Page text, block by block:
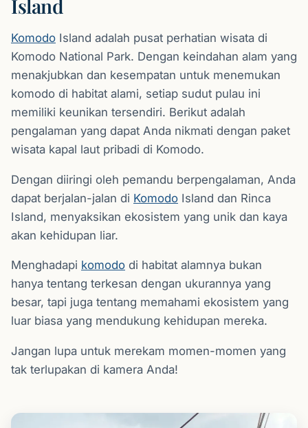
Island
Komodo Island adalah pusat perhatian wisata di
Komodo National Park. Dengan keindahan alam yang
menakjubkan dan kesempatan untuk menemukan
komodo di habitat alami, setiap sudut pulau ini
memiliki keunikan tersendiri. Berikut adalah
pengalaman yang dapat Anda nikmati dengan paket
wisata kapal laut pribadi di Komodo.
Dengan diiringi oleh pemandu berpengalaman, Anda
dapat berjalan-jalan di Komodo Island dan Rinca
Island, menyaksikan ekosistem yang unik dan kaya
akan kehidupan liar.
Menghadapi komodo di habitat alamnya bukan
hanya tentang terkesan dengan ukurannya yang
besar, tapi juga tentang memahami ekosistem yang
luar biasa yang mendukung kehidupan mereka.
Jangan lupa untuk merekam momen-momen yang
tak terlupakan di kamera Anda!